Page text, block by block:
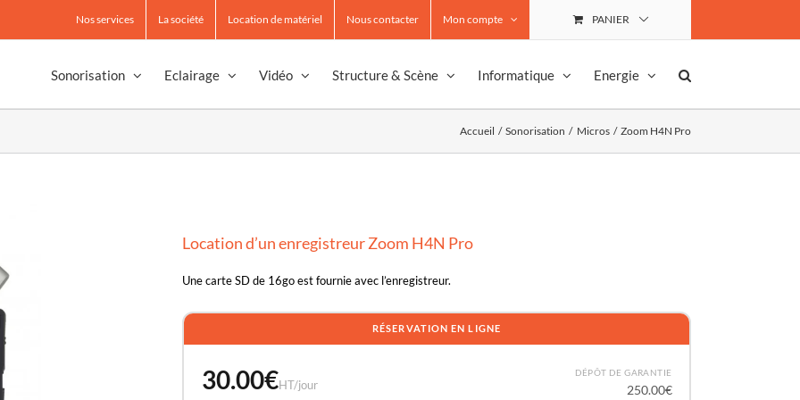
Nos services La société Location de matériel Nous contacter Mon compte PANIER
Sonorisation Eclairage Vidéo Structure & Scène Informatique Energie
Accueil Sonorisation Micros Zoom H4N Pro
Location d’un enregistreur Zoom H4N Pro
Une carte SD de 16go est fournie avec l’enregistreur.
RÉSERVATION EN LIGNE
30.00€HT/jour
DÉPÔT DE GARANTIE
250.00€